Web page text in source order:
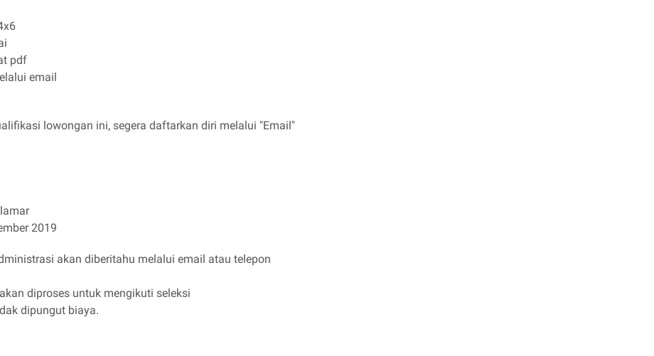
pdf
email
lowongan ini, segera daftarkan diri melalui "Email"
2019
akan diberitahu melalui email atau telepon
diproses untuk mengikuti seleksi
dipungut biaya.